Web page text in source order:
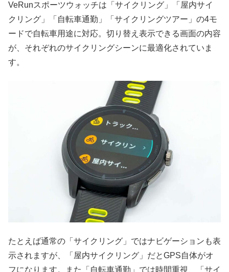
VeRunスポーツウォッチは「サイクリング」「屋内サイ
クリング」「自転車通勤」「サイクリングツアー」の4モ
ードで自転車用途に対応。切り替え表示できる画面の内容
が、それぞれのサイクリングシーンに最適化されていま
す。
たとえば通常の「サイクリング」ではナビゲーションも表
示されますが、「屋内サイクリング」だとGPS自体がオ
フになります。また「自転車通勤」では時間重視、「サイ